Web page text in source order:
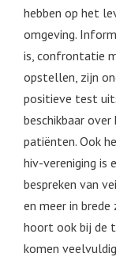
hebben op het
omgeving.
is, confrontatie
opstellen, zijn
positieve test
beschikbaar
patiënten. Ook
hiv-vereniging is
bespreken van
en meer in
hoort ook bij de
komen